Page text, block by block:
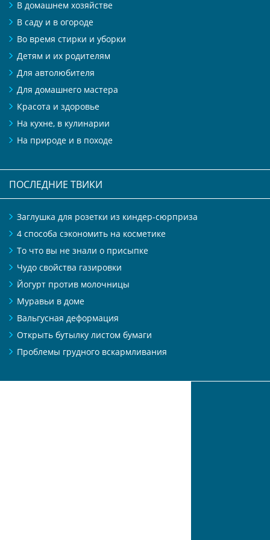
В домашнем хозяйстве
В саду и в огороде
Во время стирки и уборки
Детям и их родителям
Для автолюбителя
Для домашнего мастера
Красота и здоровье
На кухне, в кулинарии
На природе и в походе
ПОСЛЕДНИЕ ТВИКИ
Заглушка для розетки из киндер-сюрприза
4 способа сэкономить на косметике
То что вы не знали о присыпке
Чудо свойства газировки
Йогурт против молочницы
Муравьи в доме
Вальгусная деформация
Открыть бутылку листом бумаги
Проблемы грудного вскармливания